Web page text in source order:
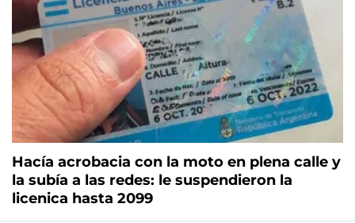
Hacía acrobacia con la moto en plena calle y
la subía a las redes: le suspendieron la
licenica hasta 2099